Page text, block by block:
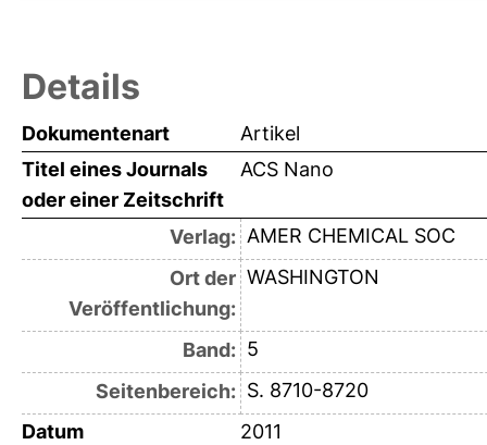
Details
Dokumentenart
Artikel
Titel eines Journals
oder einer Zeitschrift
ACS Nano
Verlag: AMER CHEMICAL SOC
Ort der
Veröffentlichung:
WASHINGTON
Band: 5
Seitenbereich: S. 8710-8720
Datum
2011